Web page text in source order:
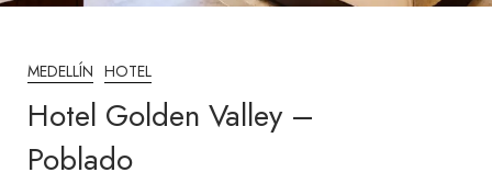
MEDELLÍN HOTEL
Hotel Golden Valley –
Poblado